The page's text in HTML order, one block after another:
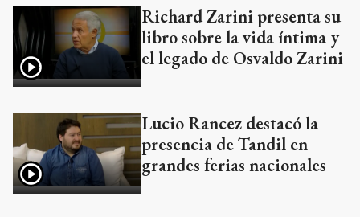
Richard Zarini presenta su
libro sobre la vida íntima y
el legado de Osvaldo Zarini
Lucio Rancez destacó la
presencia de Tandil en
grandes ferias nacionales